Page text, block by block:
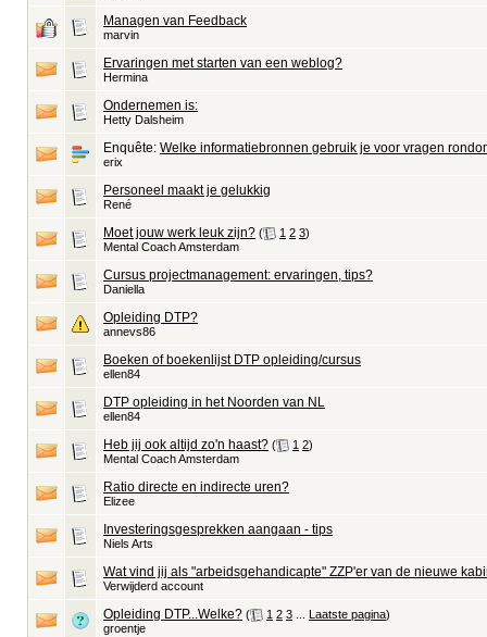
Managen van Feedback
marvin
Ervaringen met starten van een weblog?
Hermina
Ondernemen is:
Hetty Dalsheim
Enquête: Welke informatiebronnen gebruik je voor vragen
erix
Personeel maakt je gelukkig
René
Moet jouw werk leuk zijn? ( 1 2 3)
Mental Coach Amsterdam
Cursus projectmanagement: ervaringen, tips?
Daniella
Opleiding DTP?
annevs86
Boeken of boekenlijst DTP opleiding/cursus
ellen84
DTP opleiding in het Noorden van NL
ellen84
Heb jij ook altijd zo'n haast? ( 1 2)
Mental Coach Amsterdam
Ratio directe en indirecte uren?
Elizee
Investeringsgesprekken aangaan - tips
Niels Arts
Wat vind jij als "arbeidsgehandicapte" ZZP'er van de nieuwe
Verwijderd account
Opleiding DTP...Welke? ( 1 2 3 Laatste pagina)
groentje